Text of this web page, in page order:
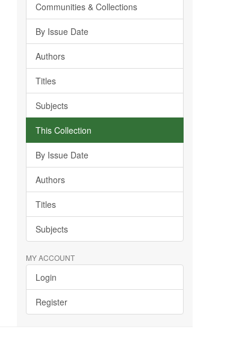
Communities & Collections
By Issue Date
Authors
Titles
Subjects
This Collection
By Issue Date
Authors
Titles
Subjects
MY ACCOUNT
Login
Register